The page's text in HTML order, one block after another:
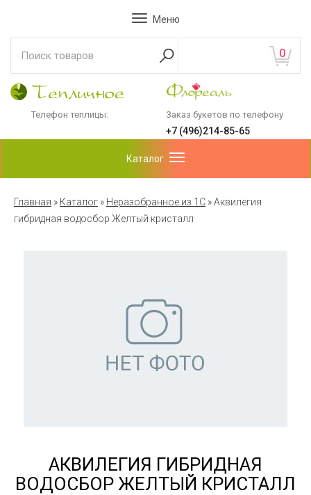
Меню
0
Телефон теплицы: Заказ букетов по телефону
+7 (496)214-85-65
Каталог
Главная » Каталог » Неразобранное из 1С »Аквилегия
гибридная водосбор Желтый кристалл
АКВИЛЕГИЯ ГИБРИДНАЯ
ВОДОСБОР ЖЕЛТЫЙ КРИСТАЛЛ